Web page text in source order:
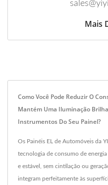
Mais
Como Você Pode Reduzir O
Mantém Uma Iluminação
Instrumentos Do Seu Painel?
Os Painéis EL de Automóveis da
tecnologia de consumo de
e estável, sem cintilação ou
integram perfeitamente às